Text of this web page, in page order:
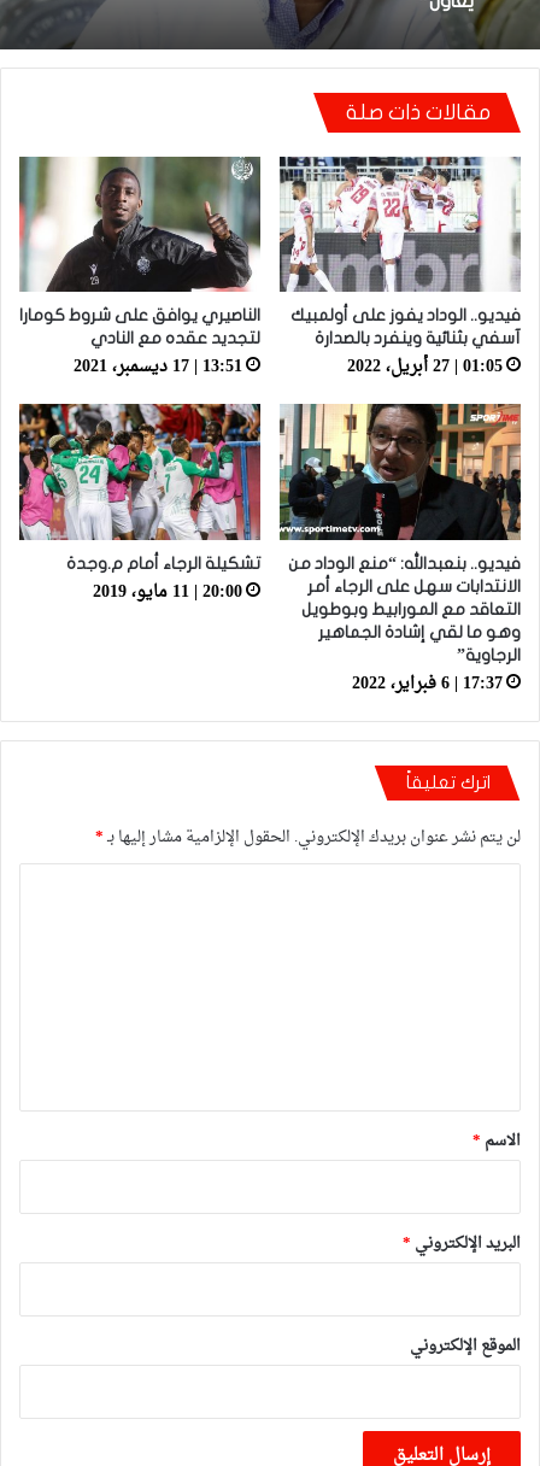
مقالات ذات صلة
فيديو.. الوداد يفوز على أولمبيك
آسفي بثنائية وينفرد بالصدارة
01:05 | 27 أبريل، 2022
الناصيري يوافق على شروط كومارا
لتجديد عقده مع النادي
13:51 | 17 ديسمبر، 2021
فيديو.. بنعبدالله: “منع الوداد من
الانتدابات سهل على الرجاء أمر
التعاقد مع المورابيط وبوطويل
وهو ما لقي إشادة الجماهير
الرجاوية”
17:37 | 6 فبراير، 2022
تشكيلة الرجاء أمام م.وجدة
20:00 | 11 مايو، 2019
اترك تعليقاً
لن يتم نشر عنوان بريدك الإلكتروني. الحقول الإلزامية مشار إليها بـ*
*
الاسم *
البريد الإلكتروني *
الموقع الإلكتروني